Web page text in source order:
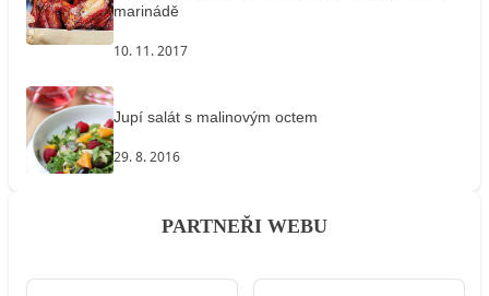
marinádě
10. 11. 2017
Jupí salát s malinovým octem
29. 8. 2016
PARTNEŘI WEBU